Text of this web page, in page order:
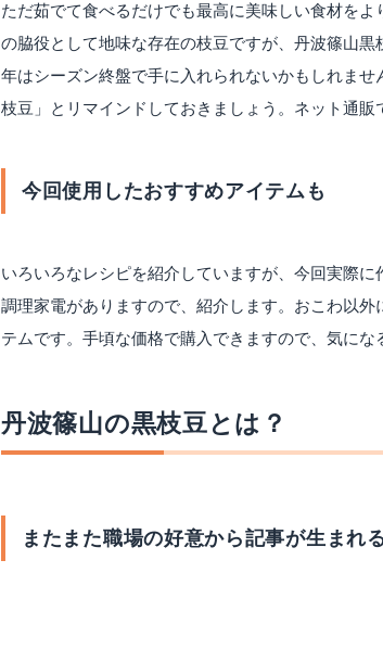
ただ茹でて食べるだけでも最高に美味しい食材を
の脇役として地味な存在の枝豆ですが、丹波篠山
年はシーズン終盤で手に入れられないかもしれま
枝豆」とリマインドしておきましょう。ネット通販
今回使用したおすすめアイテムも
いろいろなレシピを紹介していますが、今回実際
調理家電がありますので、紹介します。おこわ以
テムです。手頃な価格で購入できますので、気にな
丹波篠山の黒枝豆とは？
またまた職場の好意から記事が生まれ